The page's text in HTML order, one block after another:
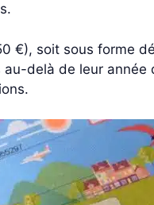
€), soit sous forme
delà de leur année